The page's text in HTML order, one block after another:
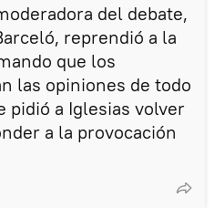
del debate,
reprendió a la
que los
las opiniones de todo
pidió a Iglesias volver
a la provocación